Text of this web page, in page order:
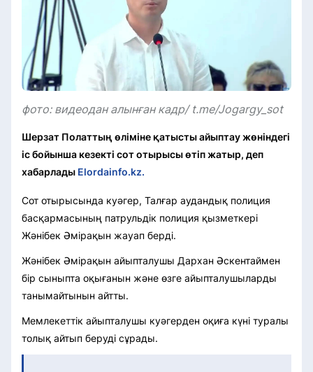
фото: видеодан алынған кадр/ t.me/Jogargy_sot
Шерзат Полаттың өліміне қатысты айыптау жөніндегі
іс бойынша кезекті сот отырысы өтіп жатыр, деп
хабарлады Elordainfo.kz.
Сот отырысында куәгер, Талғар аудандық полиция
басқармасының патрульдік полиция қызметкері
Жәнібек Әмірақын жауап берді.
Жәнібек Әмірақын айыпталушы Дархан Әскентаймен
бір сыныпта оқығанын және өзге айыпталушыларды
танымайтынын айтты.
Мемлекеттік айыпталушы куәгерден оқиға күні туралы
толық айтып беруді сұрады.